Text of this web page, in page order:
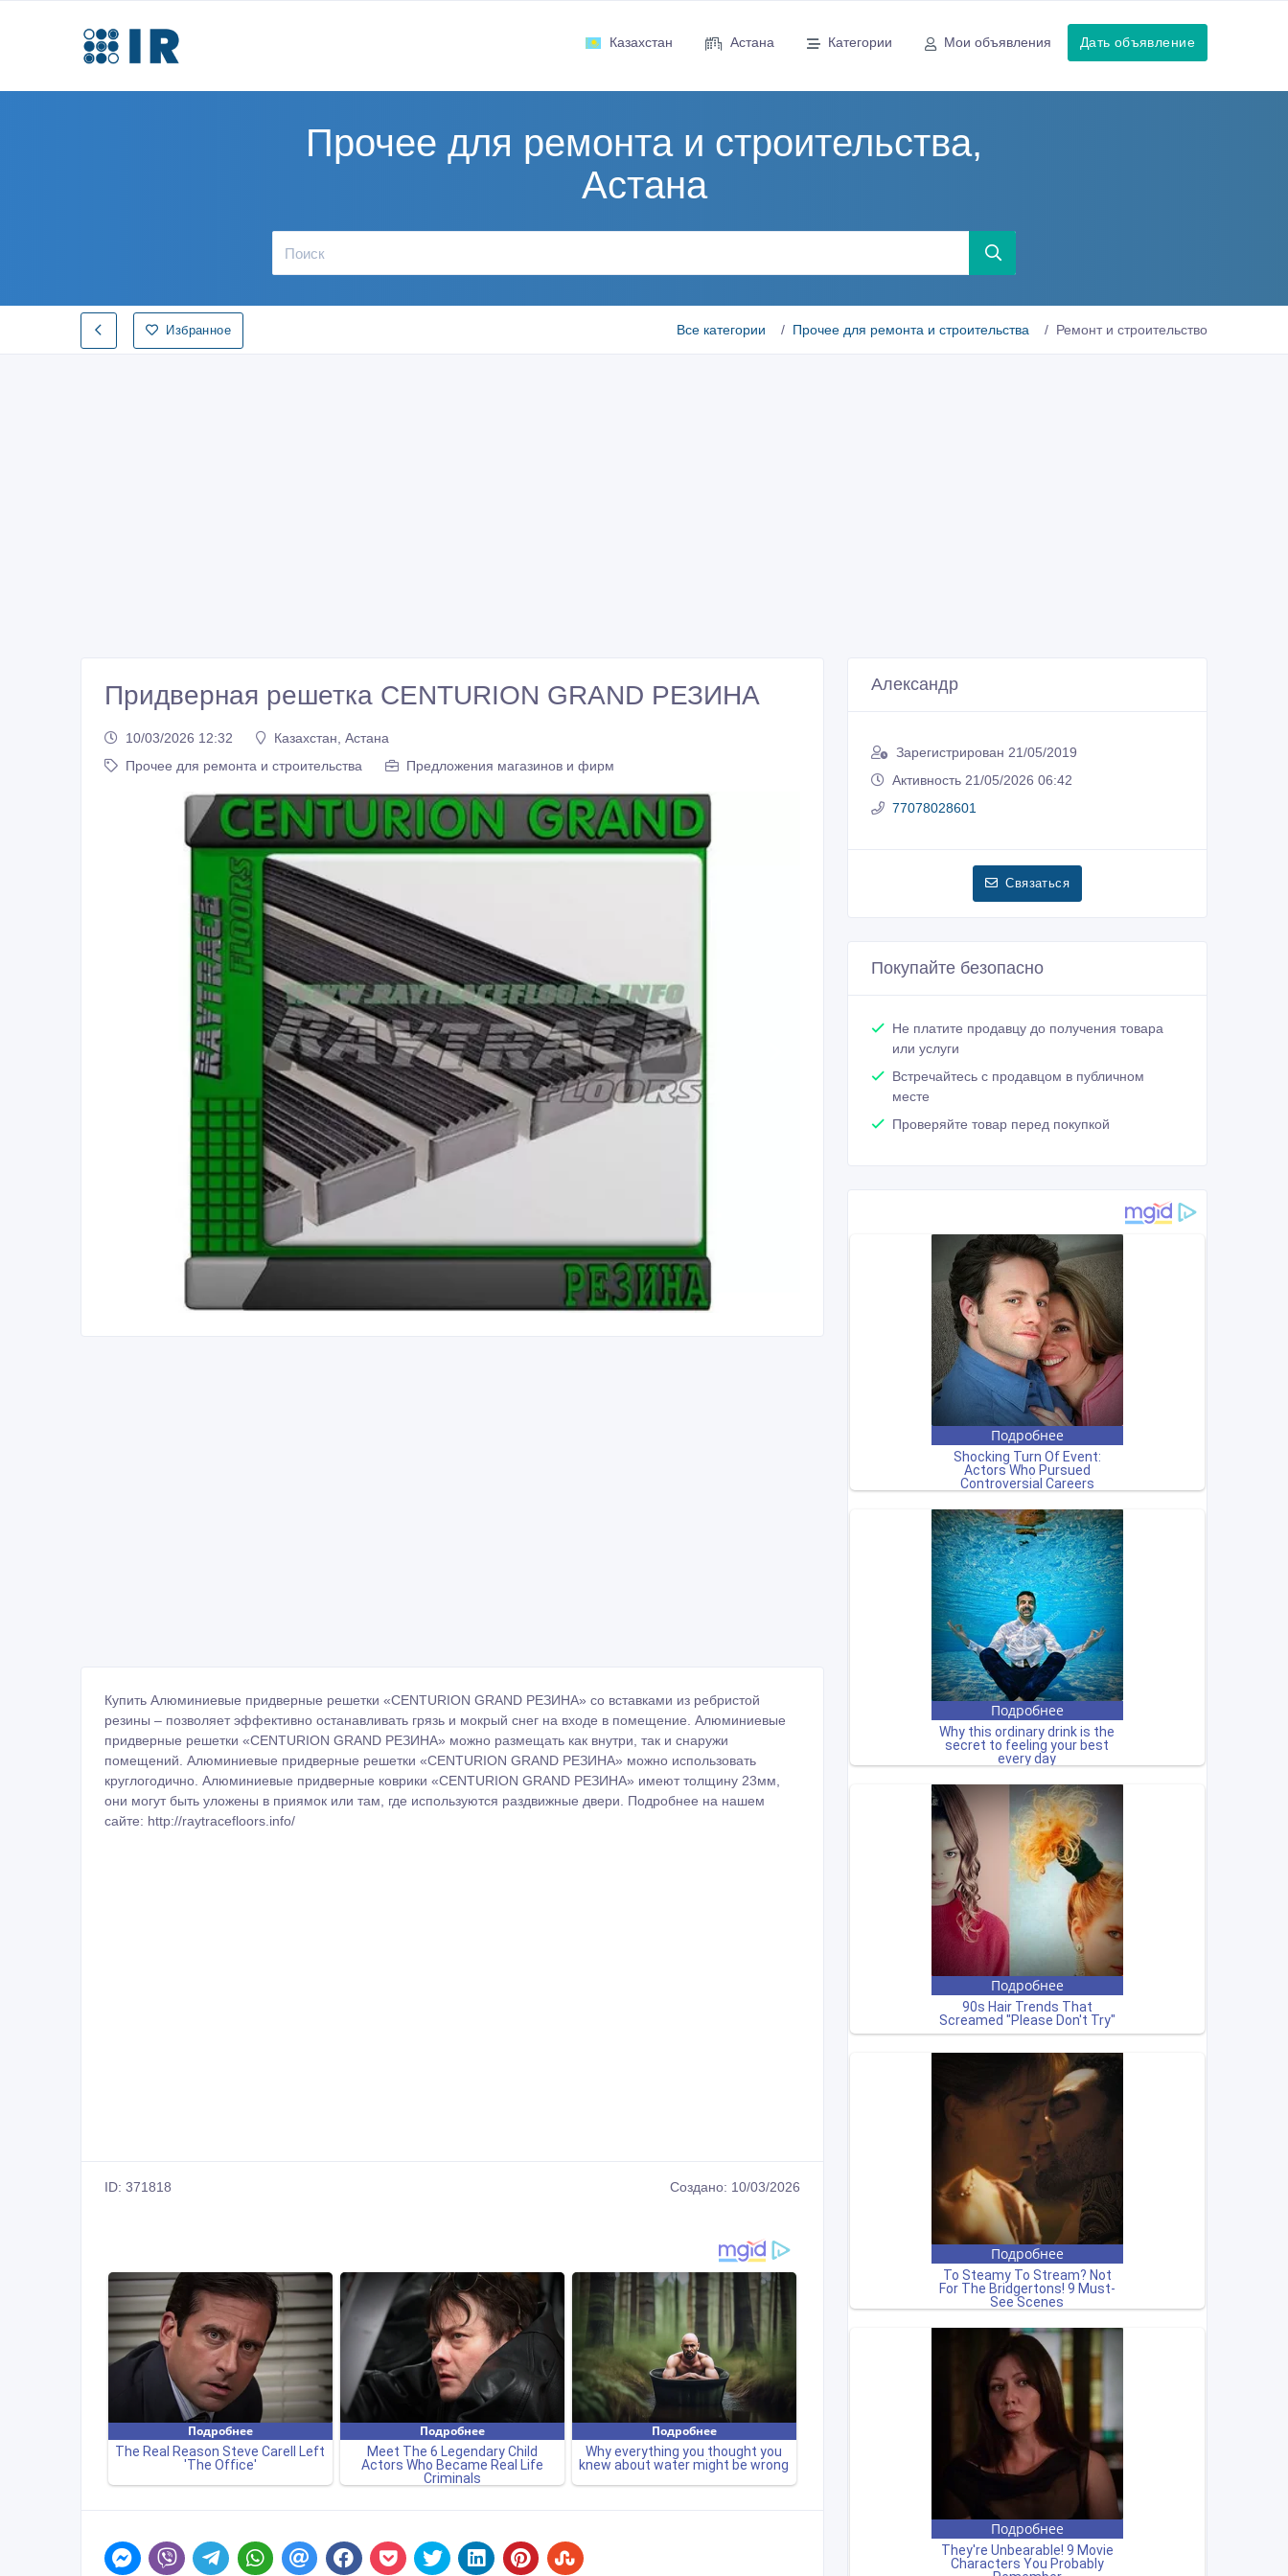
Казахстан Астана Категории Мои объявления Дать объявление
Прочее для ремонта и строительства,
Астана
Избранное Все категории Прочее для ремонта и строительства Ремонт и строительство
Придверная решетка CENTURION GRAND РЕЗИНА
10/03/2026 12:32
Казахстан, Астана
Прочее для ремонта и строительства
Предложения магазинов и фирм
Купить Алюминиевые придверные решетки «CENTURION GRAND РЕЗИНА» со вставками из ребристой
резины – позволяет эффективно останавливать грязь и мокрый снег на входе в помещение. Алюминиевые
придверные решетки «CENTURION GRAND РЕЗИНА» можно размещать как внутри, так и снаружи
помещений. Алюминиевые придверные решетки «CENTURION GRAND РЕЗИНА» можно использовать
круглогодично. Алюминиевые придверные коврики «CENTURION GRAND РЕЗИНА» имеют толщину 23мм,
они могут быть уложены в приямок или там, где используются раздвижные двери. Подробнее на нашем
сайте: http://raytracefloors.info/
ID: 371818 Создано: 10/03/2026
Александр
Зарегистрирован 21/05/2019
Активность 21/05/2026 06:42
77078028601
Связаться
Покупайте безопасно
Не платите продавцу до получения товара
или услуги
Встречайтесь с продавцом в публичном
месте
Проверяйте товар перед покупкой